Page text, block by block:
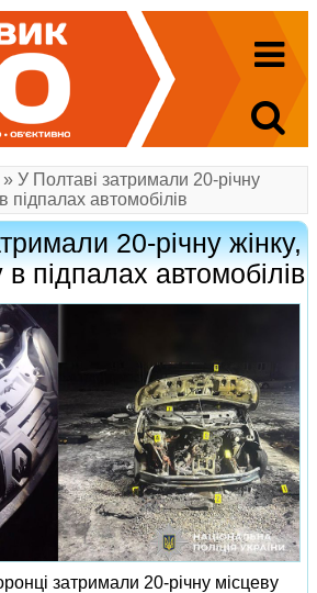
» У Полтаві затримали 20-річну
підпалах автомобілів
20-річну жінку,
підпалах автомобілів
затримали 20-річну місцеву